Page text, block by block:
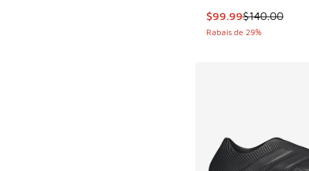
Cet article est en
$99.99$140.00
Rabais de 29%